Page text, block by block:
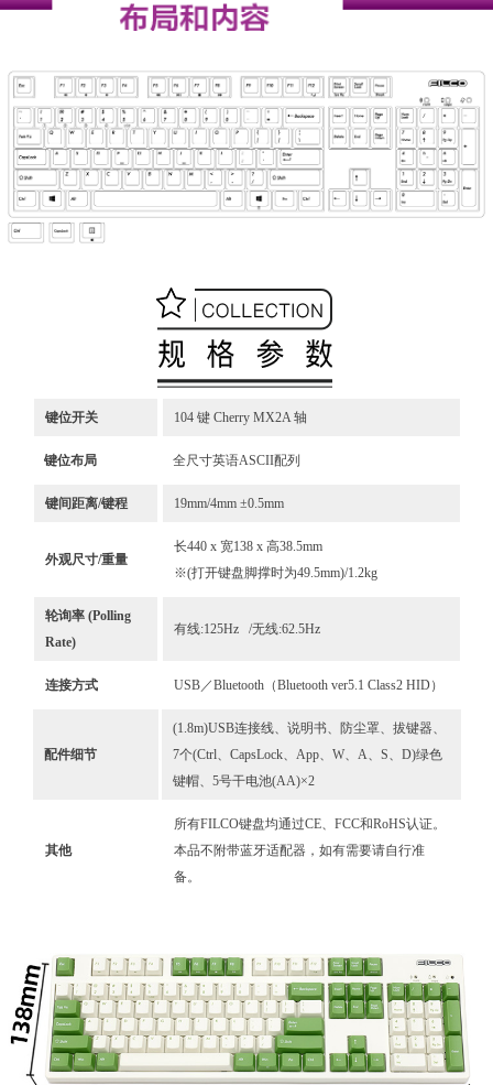
键位开关 104 键 Cherry MX2A 轴
键位布局 全尺寸英语ASCII配列
键间距离/键程 19mm/4mm ±0.5mm
外观尺寸/重量
长440 x 宽138 x 高38.5mm
※(打开键盘脚撑时为49.5mm)/1.2kg
轮询率 (Polling
Rate)
有线:125Hz /无线:62.5Hz
连接方式 USB／Bluetooth（Bluetooth ver5.1 Class2 HID）
配件细节
(1.8m)USB连接线、说明书、防尘罩、拔键器、
7个(Ctrl、CapsLock、App、W、A、S、D)绿色
键帽、5号干电池(AA)×2
其他
所有FILCO键盘均通过CE、FCC和RoHS认证。
本品不附带蓝牙适配器，如有需要请自行准
备。